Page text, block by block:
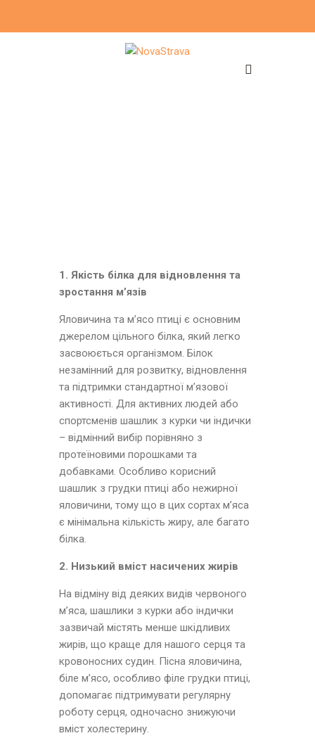
1. Якість білка для відновлення та
зростання м’язів
Яловичина та м’ясо птиці є основним
джерелом цільного білка, який легко
засвоюється організмом. Білок
незамінний для розвитку, відновлення
та підтримки стандартної м’язової
активності. Для активних людей або
спортсменів шашлик з курки чи індички
– відмінний вибір порівняно з
протеїновими порошками та
добавками. Особливо корисний
шашлик з грудки птиці або нежирної
яловичини, тому що в цих сортах м’яса
є мінімальна кількість жиру, але багато
білка.
2. Низький вміст насичених жирів
На відміну від деяких видів червоного
м’яса, шашлики з курки або індички
зазвичай містять менше шкідливих
жирів, що краще для нашого серця та
кровоносних судин. Пісна яловичина,
біле м’ясо, особливо філе грудки птиці,
допомагає підтримувати регулярну
роботу серця, одночасно знижуючи
вміст холестерину.